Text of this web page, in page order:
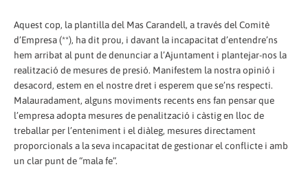
Aquest cop, la plantilla del Mas Carandell, a través del Comitè
d’Empresa (**), ha dit prou, i davant la incapacitat d’entendre’ns
hem arribat al punt de denunciar a l’Ajuntament i plantejar-nos la
realització de mesures de presió. Manifestem la nostra opinió i
desacord, estem en el nostre dret i esperem que se’ns respecti.
Malauradament, alguns moviments recents ens fan pensar que
l’empresa adopta mesures de penalització i càstig en lloc de
treballar per l’enteniment i el diàleg, mesures directament
proporcionals a la seva incapacitat de gestionar el conflicte i amb
un clar punt de “mala fe”.